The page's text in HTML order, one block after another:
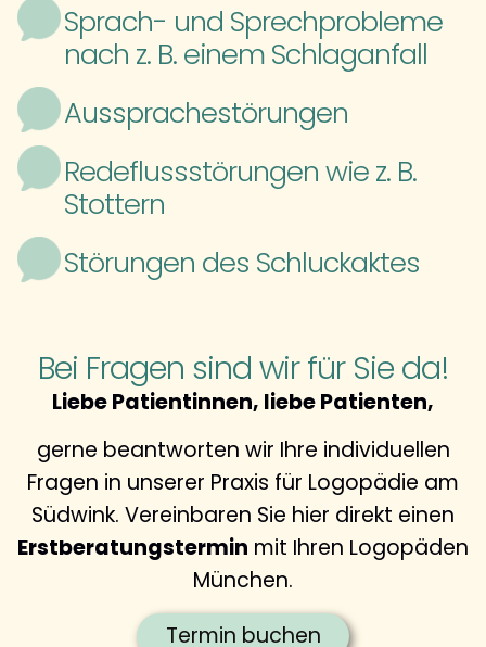
Sprach- und Sprechprobleme
nach z. B. einem Schlaganfall
Aussprachestörungen
Redeflussstörungen wie z. B.
Stottern
Störungen des Schluckaktes
Bei Fragen sind wir für Sie da!
Liebe Patientinnen, liebe Patienten,
gerne beantworten wir Ihre individuellen
Fragen in unserer Praxis für Logopädie am
Südwink. Vereinbaren Sie hier direkt einen
Erstberatungstermin mit Ihren Logopäden
München.
Termin buchen